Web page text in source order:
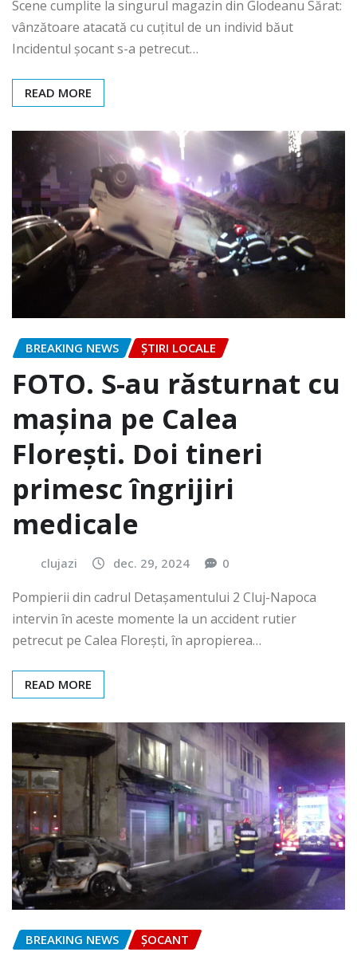
Scene cumplite la singurul magazin din Glodeanu Sărat:
vânzătoare atacată cu cuțitul de un individ băut
Incidentul șocant s-a petrecut…
READ MORE
BREAKING NEWS ȘTIRI LOCALE
FOTO. S-au răsturnat cu
mașina pe Calea
Florești. Doi tineri
primesc îngrijiri
medicale
clujazi dec. 29, 2024 0
Pompierii din cadrul Detașamentului 2 Cluj-Napoca
intervin în aceste momente la un accident rutier
petrecut pe Calea Florești, în apropierea…
READ MORE
BREAKING NEWS ȘOCANT